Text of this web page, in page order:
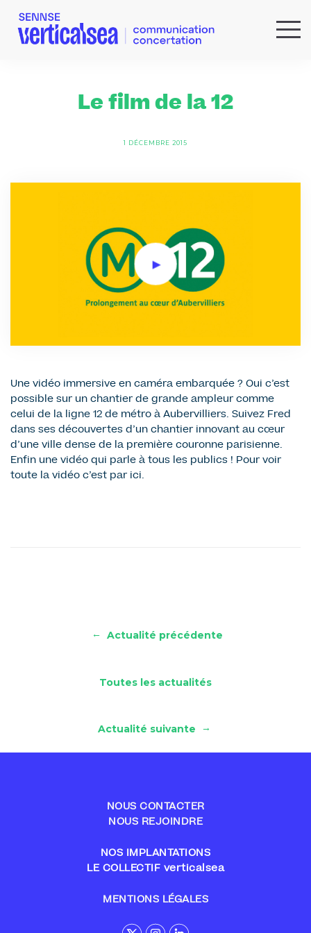
Le film de la 12
1 DÉCEMBRE 2015
Une vidéo immersive en caméra embarquée ? Oui c’est
possible sur un chantier de grande ampleur comme
celui de la ligne 12 de métro à Aubervilliers. Suivez Fred
dans ses découvertes d’un chantier innovant au cœur
d’une ville dense de la première couronne parisienne.
Enfin une vidéo qui parle à tous les publics ! Pour voir
toute la vidéo c’est par ici.
← Actualité précédente
Toutes les actualités
Actualité suivante →
NOUS CONTACTER
NOUS REJOINDRE
NOS IMPLANTATIONS
LE COLLECTIF verticalsea
MENTIONS LÉGALES